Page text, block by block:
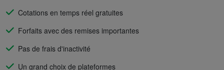
Cotations en temps réel gratuites
Forfaits avec des remises importantes
Pas de frais d'inactivité
Un grand choix de plateformes